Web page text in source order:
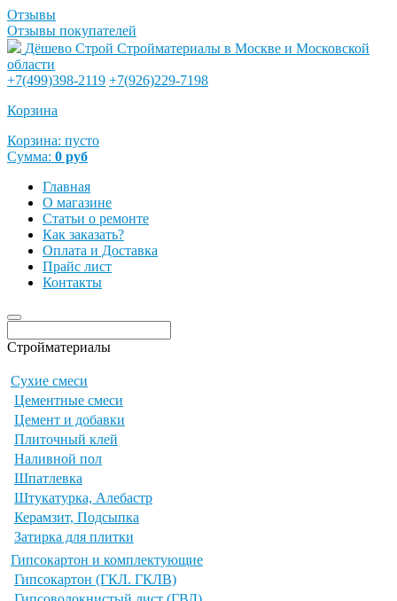
Отзывы
Отзывы покупателей
Дёшево Строй Стройматериалы в Москве и Московской
области
+7(499)398-2119 +7(926)229-7198
Корзина
Корзина: пусто
Сумма: 0 руб
Главная
О магазине
Статьи о ремонте
Как заказать?
Оплата и Доставка
Прайс лист
Контакты
Стройматериалы
Сухие смеси
Цементные смеси
Цемент и добавки
Плиточный клей
Наливной пол
Шпатлевка
Штукатурка, Алебастр
Керамзит, Подсыпка
Затирка для плитки
Гипсокартон и комплектующие
Гипсокартон (ГКЛ. ГКЛВ)